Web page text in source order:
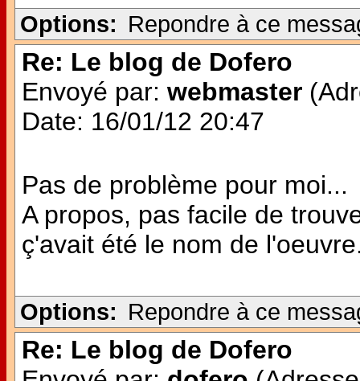
Options: Repondre à ce
Re: Le blog de Dofero
Envoyé par: webmaster
Date: 16/01/12 20:47
Pas de problème pour moi...
A propos, pas facile de
ç'avait été le nom de
Options: Repondre à ce
Re: Le blog de Dofero